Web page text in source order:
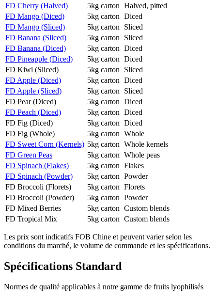
FD Cherry (Halved)
5kg carton Halved, pitted
FD Mango (Diced)
5kg carton Diced
FD Mango (Sliced)
5kg carton
Sliced
FD Banana (Sliced)
5kg carton
Sliced
FD Banana (Diced)
5kg carton Diced
FD Pineapple (Diced)
5kg carton Diced
FD Kiwi (Sliced)
5kg carton
Sliced
FD Apple (Diced)
5kg carton Diced
FD Apple (Sliced)
5kg carton
Sliced
FD Pear (Diced)
5kg carton Diced
FD Peach (Diced)
5kg carton Diced
FD Fig (Diced)
5kg carton Diced
FD Fig (Whole)
5kg carton Whole
FD Sweet Corn (Kernels) 5kg carton Whole kernels
FD Green Peas
5kg carton Whole peas
FD Spinach (Flakes)
5kg carton Flakes
FD Spinach (Powder)
5kg carton Powder
FD Broccoli (Florets)
5kg carton Florets
FD Broccoli (Powder)
5kg carton Powder
FD Mixed Berries
5kg carton Custom blends
FD Tropical Mix
5kg carton Custom blends
Les prix sont indicatifs FOB Chine et peuvent varier selon les
conditions du marché, le volume de commande et les spécifications.
Spécifications Standard
Normes de qualité applicables à notre gamme de fruits lyophilisés